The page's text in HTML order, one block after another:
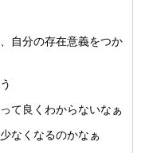
自分の存在意義をつか
て良くわからないなぁ
なくなるのかなぁ